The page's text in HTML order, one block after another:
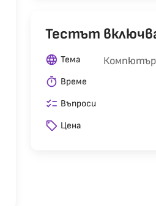
Тестът
language Тема
timer Време
checklist Въпроси
sell Цена